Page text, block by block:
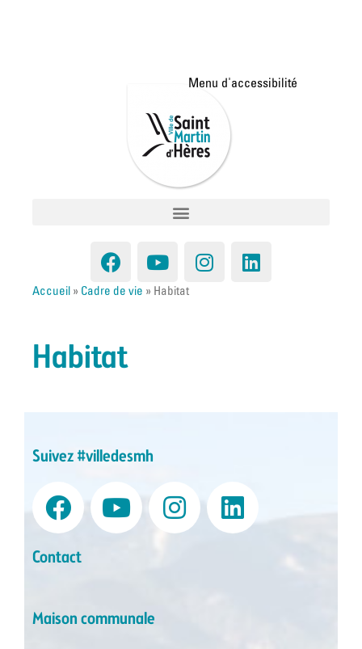
Accueil » Cadre de vie » Habitat
Habitat
Suivez #villedesmh
Contact
Maison communale